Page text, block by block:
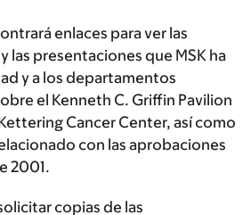
enlaces para ver las
las presentaciones que MSK ha
y a los departamentos
el Kenneth C. Griffin Pavilion
Cancer Center, así como
con las aprobaciones
2001.
copias de las